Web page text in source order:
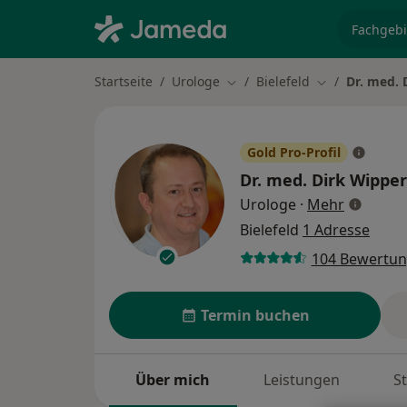
Startseite Urologe Stadt ändern
Bielefeld Stadt ändern
Dr. med.
Gold Pro-Profil
Dr. med. Dirk
Urologe · Mehrüber
Bielefeld 1 Adresse
104
Termin buchen
Über mich Leistungen